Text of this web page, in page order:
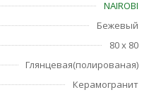
NAIROBI
Бежевый
80 x 80
Глянцевая(полированая)
Керамогранит